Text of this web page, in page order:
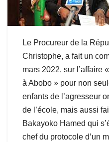
Le Procureur de la
Christophe, a fait un
mars 2022, sur l’affaire
à Abobo » pour non
enfants de l’agresseur
de l’école, mais aussi
Bakayoko Hamed qui
chef du protocole d’un